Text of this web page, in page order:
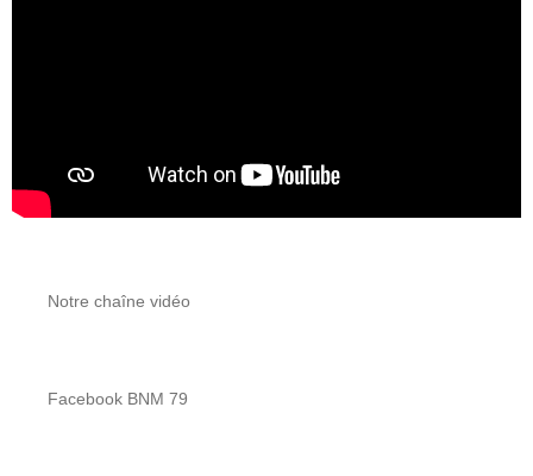
Notre chaîne vidéo
Facebook BNM 79